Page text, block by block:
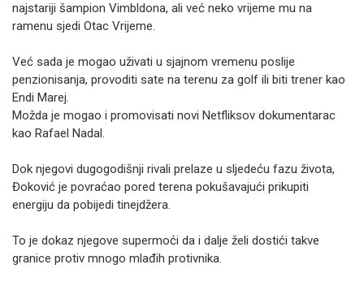
najstariji šampion Vimbldona, ali već neko vrijeme mu na
ramenu sjedi Otac Vrijeme.
Već sada je mogao uživati u sjajnom vremenu poslije
penzionisanja, provoditi sate na terenu za golf ili biti trener kao
Endi Marej.
Možda je mogao i promovisati novi Netfliksov dokumentarac
kao Rafael Nadal.
Dok njegovi dugogodišnji rivali prelaze u sljedeću fazu života,
Đoković je povraćao pored terena pokušavajući prikupiti
energiju da pobijedi tinejdžera.
To je dokaz njegove supermoći da i dalje želi dostići takve
granice protiv mnogo mlađih protivnika.